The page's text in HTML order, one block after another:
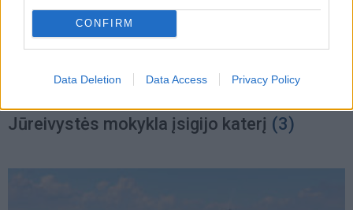
CONFIRM
Data Deletion Data Access Privacy Policy
Jūreivystės mokykla įsigijo katerį (3)